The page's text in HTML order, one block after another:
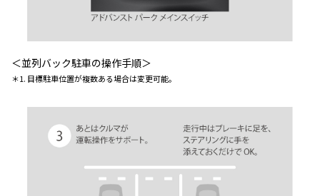
＜並列バック駐車の操作手順＞
＊1. 目標駐車位置が複数ある場合は変更可能。